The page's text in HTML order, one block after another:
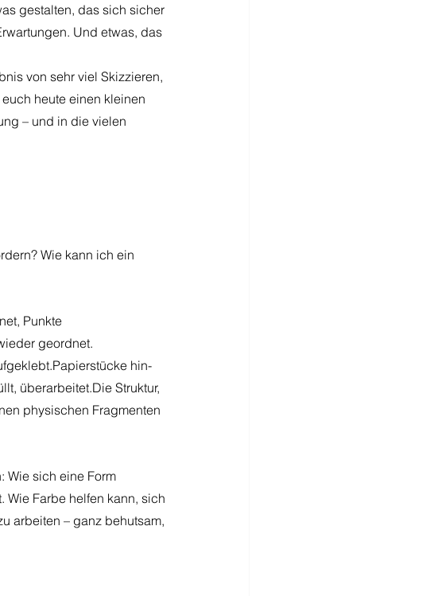
gestalten, das sich sicher
Und etwas, das
von sehr viel Skizzieren,
heute einen kleinen
– und in die vielen
Wie kann ich ein
Punkte
geordnet.
hin-
überarbeitet.Die Struktur,
physischen Fragmenten
Wie sich eine Form
Wie Farbe helfen kann, sich
arbeiten – ganz behutsam,